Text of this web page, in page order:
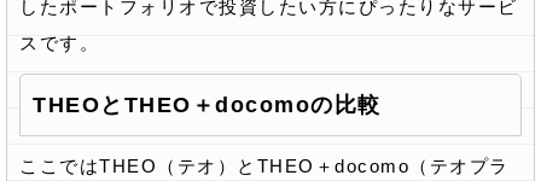
したポートフォリオで投資したい方にぴったりなサービ
スです。
THEOとTHEO＋docomoの比較
ここではTHEO（テオ）とTHEO＋docomo（テオプラ